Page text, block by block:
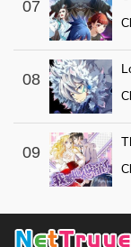
07
08
09